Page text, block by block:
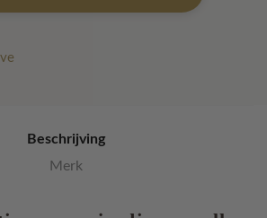
Beschrijving
Merk